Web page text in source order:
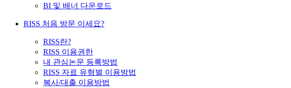
BI 및 배너 다운로드
RISS 처음 방문 이세요?
RISS란?
RISS 이용권한
내 관심논문 등록방법
RISS 자료 유형별 이용방법
복사/대출 이용방법